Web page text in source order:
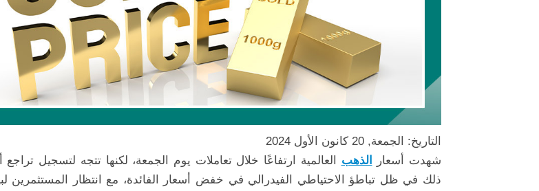
التاريخ: الجمعة, 20 كانون الأول 2024
شهدت أسعار
الذهب العالمية ارتفاعًا خلال تعاملات يوم الجمعة، لكنها تتجه لتسجيل
ذلك في ظل تباطؤ الاحتياطي الفيدرالي في خفض أسعار الفائدة، مع انتظار المستثمرين